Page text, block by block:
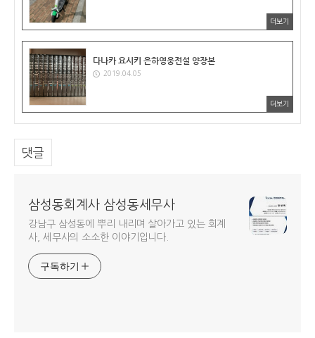
더보기
다나카 요시키 은하영웅전설 양장본
2019.04.05
더보기
댓글
삼성동회계사 삼성동세무사
강남구 삼성동에 뿌리 내리며 살아가고 있는 회계
사, 세무사의 소소한 이야기입니다.
구독하기